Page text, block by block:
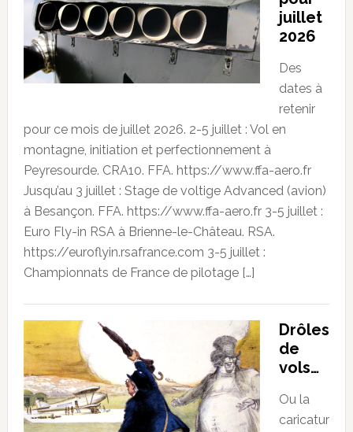
juillet
2026
Des
dates à
retenir
pour ce mois de juillet 2026. 2-5 juillet : Vol en
montagne, initiation et perfectionnement à
Peyresourde. CRA10. FFA. https://www.ffa-aero.fr
Jusqu’au 3 juillet : Stage de voltige Advanced (avion)
à Besançon. FFA. https://www.ffa-aero.fr 3-5 juillet :
Euro Fly-in RSA à Brienne-le-Château. RSA.
https://euroflyin.rsafrance.com 3-5 juillet :
Championnats de France de pilotage […]
Drôles
de
vols…
Ou la
caricatur